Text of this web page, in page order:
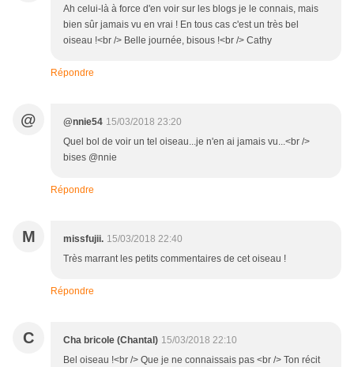
Ah celui-là à force d'en voir sur les blogs je le connais, mais
bien sûr jamais vu en vrai ! En tous cas c'est un très bel
oiseau !<br /> Belle journée, bisous !<br /> Cathy
Répondre
@ @nnie54 15/03/2018 23:20
Quel bol de voir un tel oiseau...je n'en ai jamais vu...<br />
bises @nnie
Répondre
M missfujii. 15/03/2018 22:40
Très marrant les petits commentaires de cet oiseau !
Répondre
C Cha bricole (Chantal) 15/03/2018 22:10
Bel oiseau !<br /> Que je ne connaissais pas <br /> Ton récit